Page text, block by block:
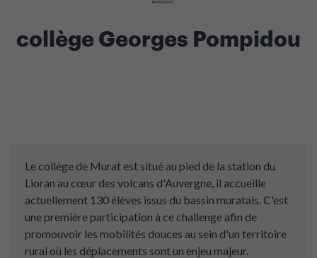
collège Georges Pompidou
Le collège de Murat est situé au pied de la station du
Lioran au cœur des volcans d'Auvergne, il accueille
actuellement 130 élèves issus du bassin muratais. C'est
une première participation à ce challenge afin de
promouvoir les mobilités douces au sein d'un territoire
rural où les déplacements sont un enjeu majeur.